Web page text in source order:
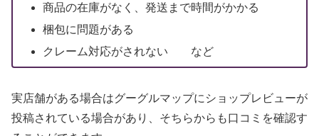
商品の在庫がなく、発送まで時間がかかる
梱包に問題がある
クレーム対応がされない など
実店舗がある場合はグーグルマップにショップレビューが
投稿されている場合があり、そちらからも口コミを確認す